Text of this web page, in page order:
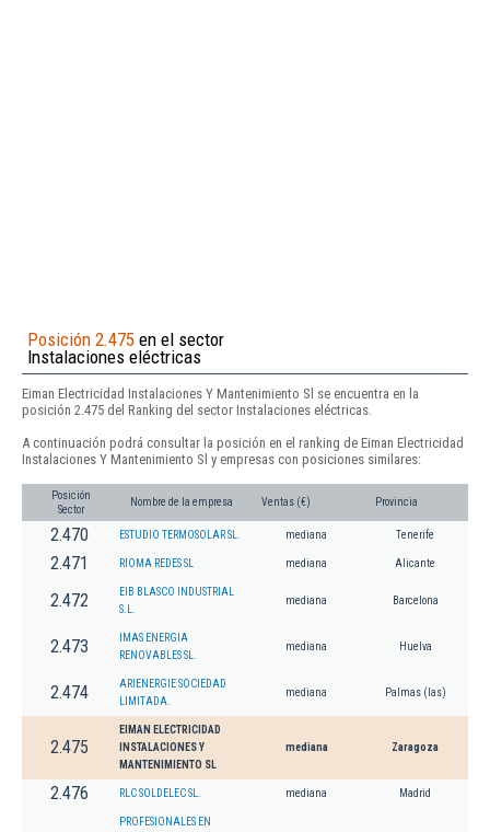
Posición 2.475 en el sector
Instalaciones eléctricas
Eiman Electricidad Instalaciones Y Mantenimiento Sl se encuentra en la
posición 2.475 del Ranking del sector Instalaciones eléctricas.
A continuación podrá consultar la posición en el ranking de Eiman Electricidad
Instalaciones Y Mantenimiento Sl y empresas con posiciones similares:
Posición
Sector
Nombre de la empresa Ventas (€) Provincia
2.470 ESTUDIO TERMOSOLAR SL. mediana Tenerife
2.471 RIOMA REDES SL mediana Alicante
2.472
EIB BLASCO INDUSTRIAL
S.L.
mediana Barcelona
2.473
IMAS ENERGIA
RENOVABLES SL.
mediana Huelva
2.474
ARIENERGIE SOCIEDAD
LIMITADA.
mediana Palmas (las)
2.475
EIMAN ELECTRICIDAD
INSTALACIONES Y
MANTENIMIENTO SL
mediana Zaragoza
2.476 RLC SOLDELEC SL. mediana Madrid
PROFESIONALES EN